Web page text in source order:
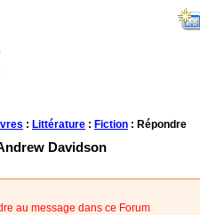
: Littérature : Fiction : Répondre
Davidson
au message dans ce Forum